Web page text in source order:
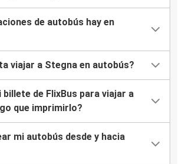
de autobús hay en
viajar a Stegna en autobús?
billete de FlixBus para viajar a
que imprimirlo?
mi autobús desde y hacia